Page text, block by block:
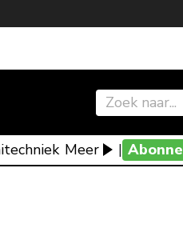
Meer |